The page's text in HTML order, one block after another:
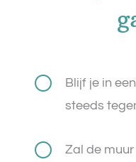
[
Blijf je in
steeds
[
Zal de